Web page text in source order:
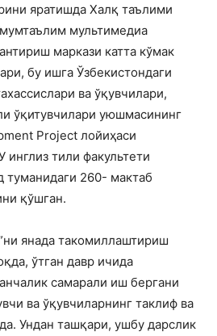
яратишда Халқ таълими
мультимедиа
маркази катта кўмак
бу ишга Ўзбекистондаги
ва ўқувчилари,
ўқитувчилари уюшмасининг
Project лойиҳаси
тили факультети
туманидаги 260- мактаб
қўшган.
янада такомиллаштириш
ўтган давр ичида
самарали иш бергани
ва ўқувчиларнинг таклиф ва
Ундан ташқари, ушбу дарслик